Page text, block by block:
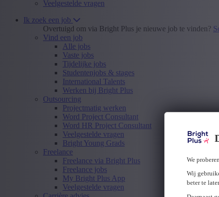
We
Wij
beter te
Veelgestelde vragen
Ik zoek een job
Overtuigd om via Bright Plus je nieuwe job te vinden?
Vind een job
Alle jobs
Vaste jobs
Tijdelijke jobs
Studentenjobs & stages
International Talents
Werken bij Bright Plus
Outsourcing
Projectmatig werken
Word Project Consultant
Word HR Project Consultant
Veelgestelde vragen
Bright Young Grads
Freelance
Freelance via Bright Plus
Freelance jobs
My Bright Plus App
Veelgestelde vragen